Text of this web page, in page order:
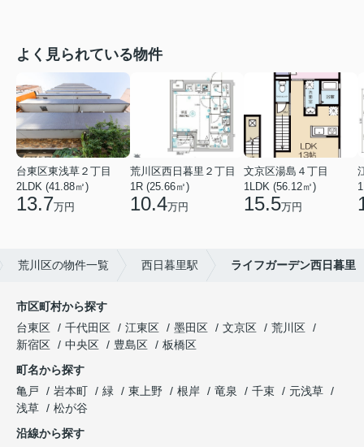
よく見られている物件
台東区東浅草２丁目
2LDK (41.88㎡)
13.7万円
荒川区西日暮里２丁目
1R (25.66㎡)
10.4万円
文京区湯島４丁目
1LDK (56.12㎡)
15.5万円
荒川区の物件一覧 西日暮里駅 ライフガーデン西日暮里
市区町村から探す
台東区
千代田区 江東区 墨田区 文京区
荒川区
新宿区
中央区 豊島区
板橋区
町名から探す
亀戸
岩本町 緑 東上野 根岸 竜泉 千束
元浅草
浅草
松が谷
沿線から探す